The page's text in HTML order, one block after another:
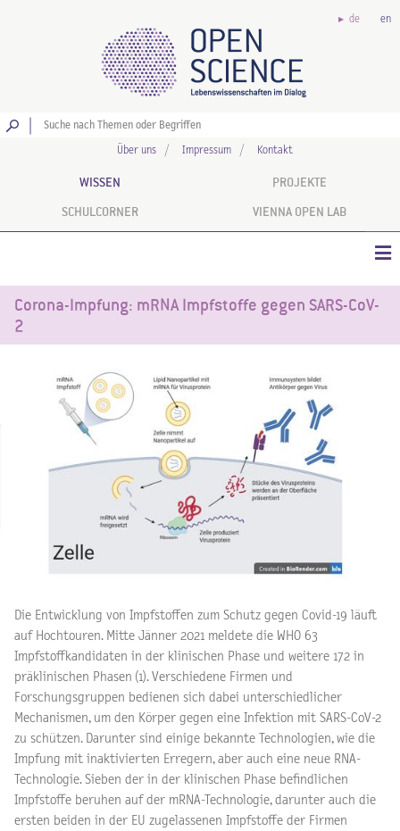
de en
Über uns Impressum Kontakt
WISSEN PROJEKTE
SCHULCORNER VIENNA OPEN LAB
Corona-Impfung: mRNA Impfstoffe gegen SARS-CoV-
2
Die Entwicklung von Impfstoffen zum Schutz gegen Covid-19 läuft
auf Hochtouren. Mitte Jänner 2021 meldete die WHO 63
Impfstoffkandidaten in der klinischen Phase und weitere 172 in
präklinischen Phasen (1). Verschiedene Firmen und
Forschungsgruppen bedienen sich dabei unterschiedlicher
Mechanismen, um den Körper gegen eine Infektion mit SARS-CoV-2
zu schützen. Darunter sind einige bekannte Technologien, wie die
Impfung mit inaktivierten Erregern, aber auch eine neue RNA-
Technologie. Sieben der in der klinischen Phase befindlichen
Impfstoffe beruhen auf der mRNA-Technologie, darunter auch die
ersten beiden in der EU zugelassenen Impfstoffe der Firmen